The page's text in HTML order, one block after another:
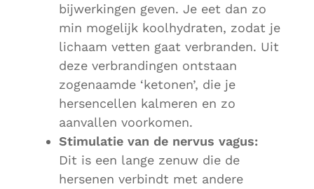
bijwerkingen geven. Je eet dan zo
min mogelijk koolhydraten, zodat je
lichaam vetten gaat verbranden. Uit
deze verbrandingen ontstaan
zogenaamde ‘ketonen’, die je
hersencellen kalmeren en zo
aanvallen voorkomen.
Stimulatie van de nervus vagus:
Dit is een lange zenuw die de
hersenen verbindt met andere